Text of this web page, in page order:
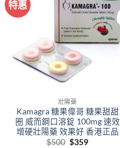
特惠
壯陽藥
Kamagra 糖果偉哥 糖果甜甜
圈 威而鋼口溶錠 100mg 速效
增硬壯陽藥 效果好 香港正品
$500 Original
$359Current